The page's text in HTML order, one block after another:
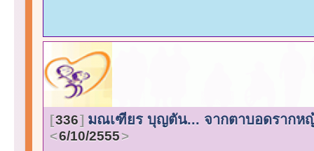
336 มณเฑียร บุญตัน... จากตาบอดรากห
6/10/2555